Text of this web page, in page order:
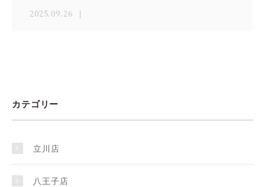
2025.09.26
カテゴリー
立川店
八王子店